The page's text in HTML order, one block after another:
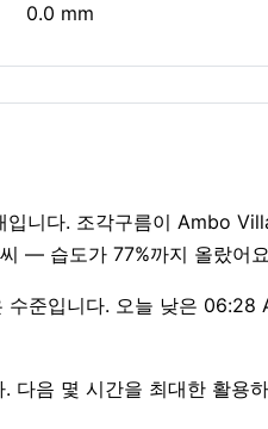
0.0 mm
니다. 조각구름이 Ambo
— 습도가 77%까지 올랐어
준입니다. 오늘 낮은
음 몇 시간을 최대한 활용